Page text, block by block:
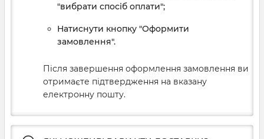
"вибрати спосіб оплати";
Натиснути кнопку "Оформити
замовлення".
Після завершення оформлення замовлення ви
отримаєте підтвердження на вказану
електронну пошту.